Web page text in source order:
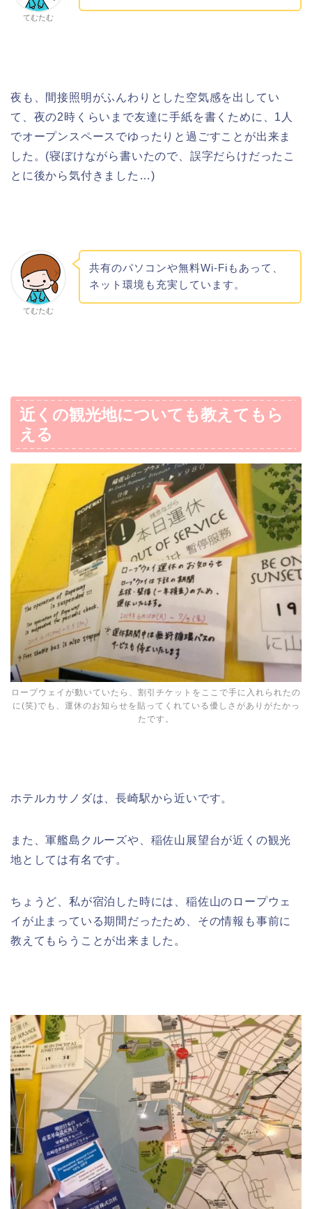
てむたむ
夜も、間接照明がふんわりとした空気感を出してい
て、夜の2時くらいまで友達に手紙を書くために、1人
でオープンスペースでゆったりと過ごすことが出来ま
した。(寝ぼけながら書いたので、誤字だらけだったこ
とに後から気付きました…)
てむたむ
共有のパソコンや無料Wi-Fiもあって、
ネット環境も充実しています。
近くの観光地についても教えてもら
える
ロープウェイが動いていたら、割引チケットをここで手に入れられたの
に(笑)でも、運休のお知らせを貼ってくれている優しさがありがたかっ
たです。
ホテルカサノダは、長崎駅から近いです。
また、軍艦島クルーズや、稲佐山展望台が近くの観光
地としては有名です。
ちょうど、私が宿泊した時には、稲佐山のロープウェ
イが止まっている期間だったため、その情報も事前に
教えてもらうことが出来ました。